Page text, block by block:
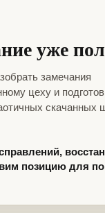
уже
замечания
цеху и
скачанных
позицию для